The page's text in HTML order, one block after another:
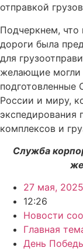
отправкой
Подчеркнем, что
дороги была
для
желающие могли
России и миру,
экспедирования
комплексов и
Служба
27 мая, 2025
12:26
Новости
Главная
День